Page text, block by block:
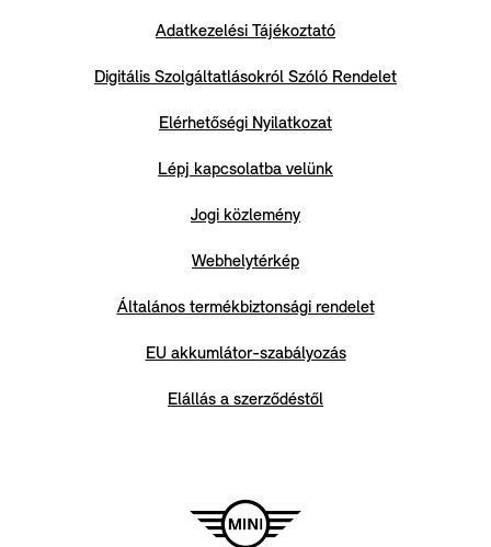
Adatkezelési Tájékoztató
Digitális Szolgáltatlásokról Szóló Rendelet
Elérhetőségi Nyilatkozat
Lépj kapcsolatba velünk
Jogi közlemény
Webhelytérkép
Általános termékbiztonsági rendelet
EU akkumlátor-szabályozás
Elállás a szerződéstől